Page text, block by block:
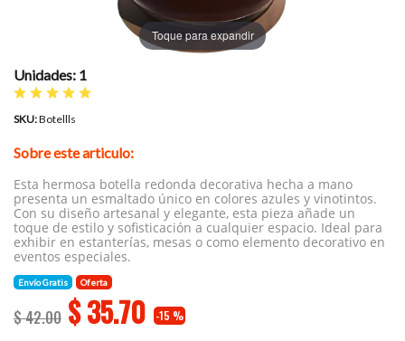
Toque para expandir
Unidades: 1
SKU:Botellls
Sobre este articulo:
Esta hermosa botella redonda decorativa hecha a mano
presenta un esmaltado único en colores azules y vinotintos.
Con su diseño artesanal y elegante, esta pieza añade un
toque de estilo y sofisticación a cualquier espacio. Ideal para
exhibir en estanterías, mesas o como elemento decorativo en
eventos especiales.
Envío Gratis Oferta
$ 42.00 $35.70 -15 %